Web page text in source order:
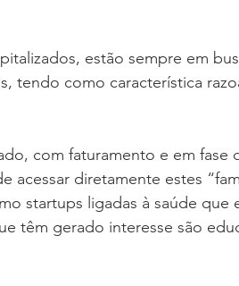
estão sempre em
tendo como característica
com faturamento e em fase
diretamente estes
startups ligadas à saúde que
têm gerado interesse são